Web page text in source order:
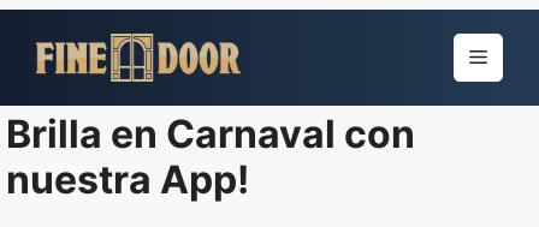
para
conteúdo
Menu
Brilla en Carnaval con
nuestra App!